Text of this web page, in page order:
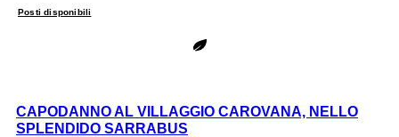
Posti disponibili
CAPODANNO AL VILLAGGIO CAROVANA, NELLO
SPLENDIDO SARRABUS